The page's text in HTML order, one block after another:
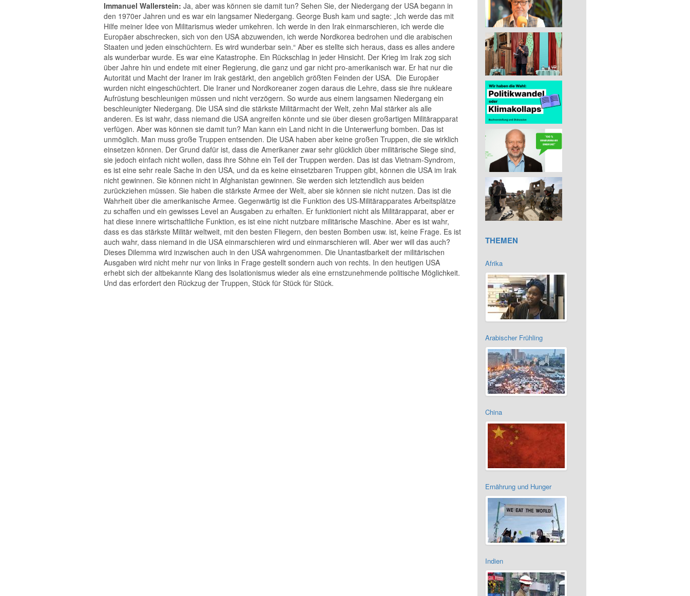
Immanuel Wallerstein: Ja, aber was können sie damit tun? Sehen Sie, der Niedergang der USA begann in
den 1970er Jahren und es war ein langsamer Niedergang. George Bush kam und sagte: „Ich werde das mit
Hilfe meiner Idee von Militarismus wieder umkehren. Ich werde in den Irak einmarschieren, ich werde die
Europäer abschrecken, sich von den USA abzuwenden, ich werde Nordkorea bedrohen und die arabischen
Staaten und jeden einschüchtern. Es wird wunderbar sein.“ Aber es stellte sich heraus, dass es alles andere
als wunderbar wurde. Es war eine Katastrophe. Ein Rückschlag in jeder Hinsicht. Der Krieg im Irak zog sich
über Jahre hin und endete mit einer Regierung, die ganz und gar nicht pro-amerikanisch war. Er hat nur die
Autorität und Macht der Iraner im Irak gestärkt, den angeblich größten Feinden der USA. Die Europäer
wurden nicht eingeschüchtert. Die Iraner und Nordkoreaner zogen daraus die Lehre, dass sie ihre nukleare
Aufrüstung beschleunigen müssen und nicht verzögern. So wurde aus einem langsamen Niedergang ein
beschleunigter Niedergang. Die USA sind die stärkste Militärmacht der Welt, zehn Mal stärker als alle
anderen. Es ist wahr, dass niemand die USA angreifen könnte und sie über diesen großartigen Militärapparat
verfügen. Aber was können sie damit tun? Man kann ein Land nicht in die Unterwerfung bomben. Das ist
unmöglich. Man muss große Truppen entsenden. Die USA haben aber keine großen Truppen, die sie wirklich
einsetzen können. Der Grund dafür ist, dass die Amerikaner zwar sehr glücklich über militärische Siege sind,
sie jedoch einfach nicht wollen, dass ihre Söhne ein Teil der Truppen werden. Das ist das Vietnam-Syndrom,
es ist eine sehr reale Sache in den USA, und da es keine einsetzbaren Truppen gibt, können die USA im Irak
nicht gewinnen. Sie können nicht in Afghanistan gewinnen. Sie werden sich letztendlich aus beiden
zurückziehen müssen. Sie haben die stärkste Armee der Welt, aber sie können sie nicht nutzen. Das ist die
Wahrheit über die amerikanische Armee. Gegenwärtig ist die Funktion des US-Militärapparates Arbeitsplätze
zu schaffen und ein gewisses Level an Ausgaben zu erhalten. Er funktioniert nicht als Militärapparat, aber er
hat diese innere wirtschaftliche Funktion, es ist eine nicht nutzbare militärische Maschine. Aber es ist wahr,
dass es das stärkste Militär weltweit, mit den besten Fliegern, den besten Bomben usw. ist, keine Frage. Es ist
auch wahr, dass niemand in die USA einmarschieren wird und einmarschieren will. Aber wer will das auch?
Dieses Dilemma wird inzwischen auch in den USA wahrgenommen. Die Unantastbarkeit der militärischen
Ausgaben wird nicht mehr nur von links in Frage gestellt sondern auch von rechts. In den heutigen USA
erhebt sich der altbekannte Klang des Isolationismus wieder als eine ernstzunehmende politische Möglichkeit.
Und das erfordert den Rückzug der Truppen, Stück für Stück für Stück.
THEMEN
Afrika
Arabischer Frühling
China
Ernährung und Hunger
Indien